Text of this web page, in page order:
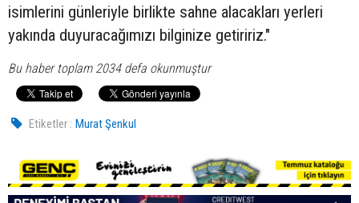
isimlerini günleriyle birlikte sahne alacakları yerleri
yakında duyuracağımızı bilginize getiririz."
Bu haber toplam 2034 defa okunmuştur
Etiketler : Murat Şenkul